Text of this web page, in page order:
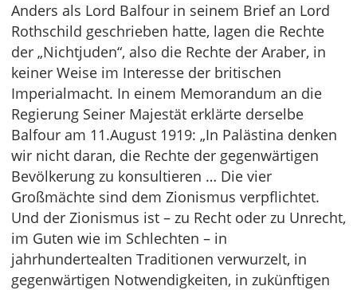
Anders als Lord Balfour in seinem Brief an Lord
Rothschild geschrieben hatte, lagen die Rechte
der „Nichtjuden“, also die Rechte der Araber, in
keiner Weise im Interesse der britischen
Imperialmacht. In einem Memorandum an die
Regierung Seiner Majestät erklärte derselbe
Balfour am 11.August 1919: „In Palästina denken
wir nicht daran, die Rechte der gegenwärtigen
Bevölkerung zu konsultieren … Die vier
Großmächte sind dem Zionismus verpflichtet.
Und der Zionismus ist – zu Recht oder zu Unrecht,
im Guten wie im Schlechten – in
jahrhundertealten Traditionen verwurzelt, in
gegenwärtigen Notwendigkeiten, in zukünftigen